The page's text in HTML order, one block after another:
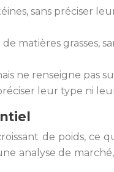
sans préciser
matières grasses,
ne renseigne pas
leur type ni
de poids,
analyse de